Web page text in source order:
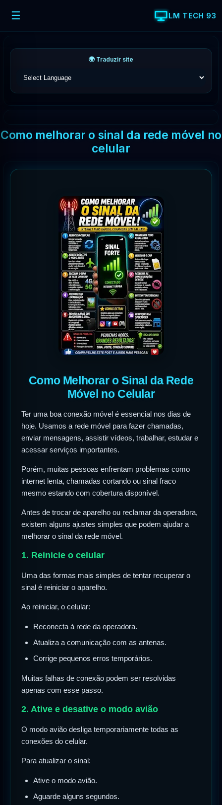
☰ LM TECH 93
🌍 Traduzir site
Como melhorar o sinal da rede móvel no
celular
Como Melhorar o Sinal da Rede
Móvel no Celular
Ter uma boa conexão móvel é essencial nos dias de
hoje. Usamos a rede móvel para fazer chamadas,
enviar mensagens, assistir vídeos, trabalhar, estudar e
acessar serviços importantes.
Porém, muitas pessoas enfrentam problemas como
internet lenta, chamadas cortando ou sinal fraco
mesmo estando com cobertura disponível.
Antes de trocar de aparelho ou reclamar da operadora,
existem alguns ajustes simples que podem ajudar a
melhorar o sinal da rede móvel.
1. Reinicie o celular
Uma das formas mais simples de tentar recuperar o
sinal é reiniciar o aparelho.
Ao reiniciar, o celular:
Reconecta à rede da operadora.
Atualiza a comunicação com as antenas.
Corrige pequenos erros temporários.
Muitas falhas de conexão podem ser resolvidas
apenas com esse passo.
2. Ative e desative o modo avião
O modo avião desliga temporariamente todas as
conexões do celular.
Para atualizar o sinal:
Ative o modo avião.
Aguarde alguns segundos.